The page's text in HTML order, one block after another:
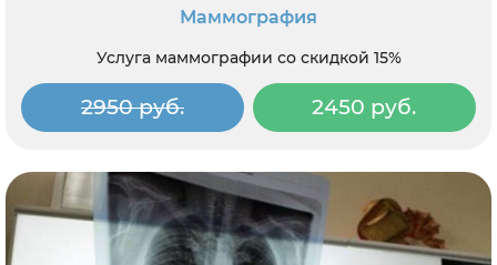
Маммография
Услуга маммографии со скидкой 15%
2950 руб. 2450 руб.